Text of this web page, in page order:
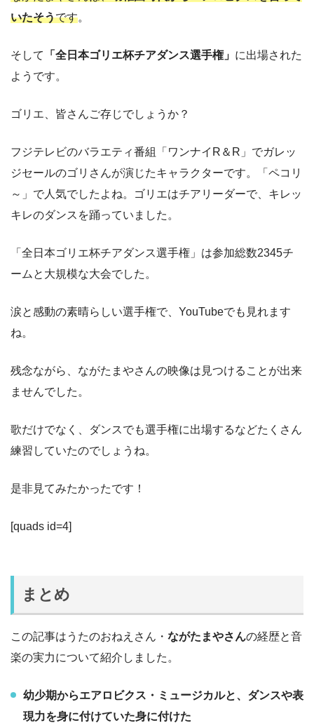
いたそうです。
そして 「全日本ゴリエ杯チアダンス選手権」 に出場された
ようです。
ゴリエ、皆さんご存じでしょうか？
フジテレビのバラエティ番組「ワンナイR＆R」でガレッ
ジセールのゴリさんが演じたキャラクターです。「ペコリ
～」で人気でしたよね。ゴリエはチアリーダーで、キレッ
キレのダンスを踊っていました。
「全日本ゴリエ杯チアダンス選手権」は参加総数2345チ
ームと大規模な大会でした。
涙と感動の素晴らしい選手権で、YouTubeでも見れます
ね。
残念ながら、ながたまやさんの映像は見つけることが出来
ませんでした。
歌だけでなく、ダンスでも選手権に出場するなどたくさん
練習していたのでしょうね。
是非見てみたかったです！
[quads id=4]
まとめ
この記事はうたのおねえさん・ ながたまやさんの経歴と音
楽の実力について紹介しました。
幼少期からエアロビクス・ミュージカルと、ダンスや表
現力を身に付けていた身に付けた